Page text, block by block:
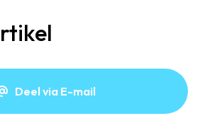
Deel via E-mail